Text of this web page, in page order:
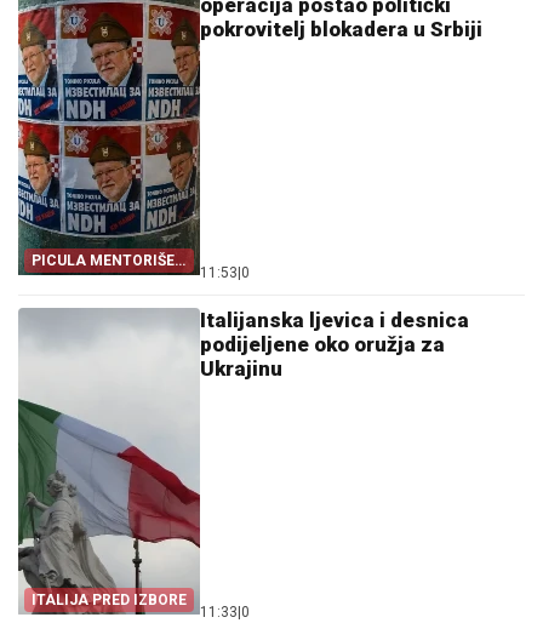
PICULA MENTORIŠE
BLOKADERE
operacija postao politički
pokrovitelj blokadera u Srbiji
11:53 0
ITALIJA PRED IZBORE
Italijanska ljevica i desnica
podijeljene oko oružja za
Ukrajinu
11:33 0